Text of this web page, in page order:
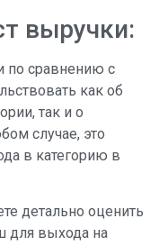
выручки:
по сравнению с
как об
так и о
случае, это
в категорию в
детально оценить
для выхода на